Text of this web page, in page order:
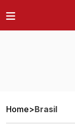
Home>Brasil